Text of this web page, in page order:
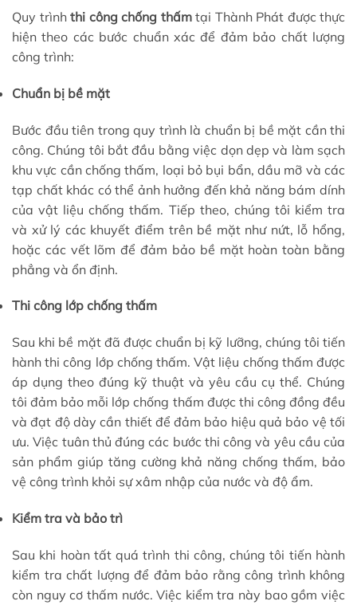
Quy trình thi công chống thấmtại Thành Phát được thực
hiện theo các bước chuẩn xác để đảm bảo chất lượng
công trình:
Chuẩn bị bề mặt
Bước đầu tiên trong quy trình là chuẩn bị bề mặt cần thi
công. Chúng tôi bắt đầu bằng việc dọn dẹp và làm sạch
khu vực cần chống thấm, loại bỏ bụi bẩn, dầu mỡ và các
tạp chất khác có thể ảnh hưởng đến khả năng bám dính
của vật liệu chống thấm. Tiếp theo, chúng tôi kiểm tra
và xử lý các khuyết điểm trên bề mặt như nứt, lỗ hổng,
hoặc các vết lõm để đảm bảo bề mặt hoàn toàn bằng
phẳng và ổn định.
Thi công lớp chống thấm
Sau khi bề mặt đã được chuẩn bị kỹ lưỡng, chúng tôi tiến
hành thi công lớp chống thấm. Vật liệu chống thấm được
áp dụng theo đúng kỹ thuật và yêu cầu cụ thể. Chúng
tôi đảm bảo mỗi lớp chống thấm được thi công đồng đều
và đạt độ dày cần thiết để đảm bảo hiệu quả bảo vệ tối
ưu. Việc tuân thủ đúng các bước thi công và yêu cầu của
sản phẩm giúp tăng cường khả năng chống thấm, bảo
vệ công trình khỏi sự xâm nhập của nước và độ ẩm.
Kiểm tra và bảo trì
Sau khi hoàn tất quá trình thi công, chúng tôi tiến hành
kiểm tra chất lượng để đảm bảo rằng công trình không
còn nguy cơ thấm nước. Việc kiểm tra này bao gồm việc